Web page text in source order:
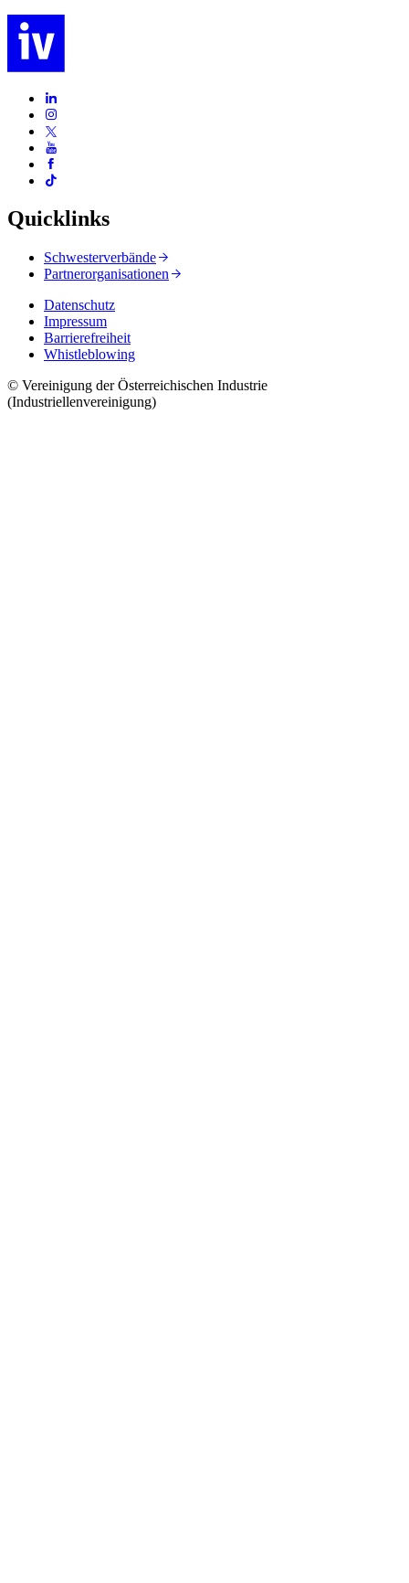
Quicklinks
Schwesterverbände
Partnerorganisationen
Datenschutz
Impressum
Barrierefreiheit
Whistleblowing
© Vereinigung der Österreichischen Industrie
(Industriellenvereinigung)